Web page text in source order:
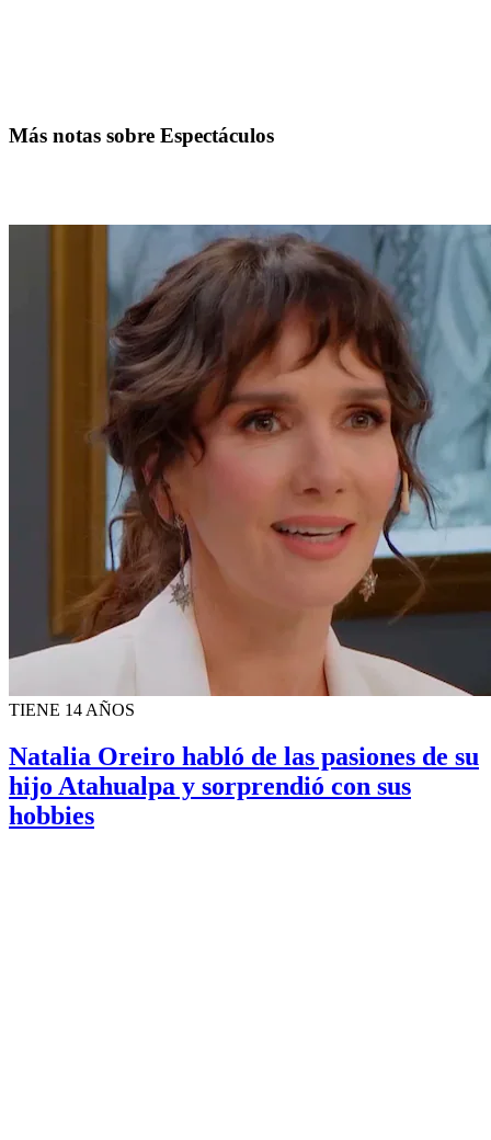
Más notas sobre Espectáculos
TIENE 14 AÑOS
Natalia Oreiro habló de las pasiones de su
hijo Atahualpa y sorprendió con sus
hobbies